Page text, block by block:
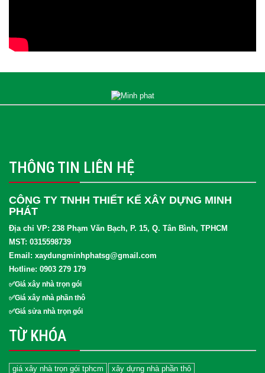
THÔNG TIN LIÊN HỆ
CÔNG TY TNHH THIẾT KẾ XÂY DỰNG MINH
PHÁT
Địa chỉ VP: 238 Phạm Văn Bạch, P. 15, Q. Tân Bình, TPHCM
MST: 0315598739
Email: xaydungminhphatsg@gmail.com
Hotline: 0903 279 179
✅Giá xây nhà trọn gói
✅Giá xây nhà phần thô
✅Giá sửa nhà trọn gói
TỪ KHÓA
giá xây nhà trọn gói tphcm xây dựng nhà phần thô